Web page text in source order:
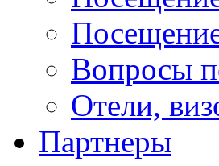
Вопросы
Отели,
Партнеры